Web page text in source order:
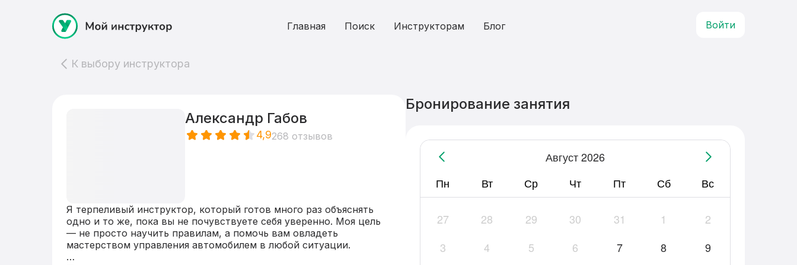
Главная Поиск Инструкторам Блог Войти
К выбору инструктора
Александр Габов
4,9268 отзывов
Я терпеливый инструктор, который готов много раз объяснять
одно и то же, пока вы не почувствуете себя уверенно. Моя цель
— не просто научить правилам, а помочь вам овладеть
мастерством управления автомобилем в любой ситуации.
Бронирование занятия
Август 2026
Пн
Вт Ср Чт Пт Сб Вс
27 28 29 30 31 1
2
3
4 5 6 7 8
9